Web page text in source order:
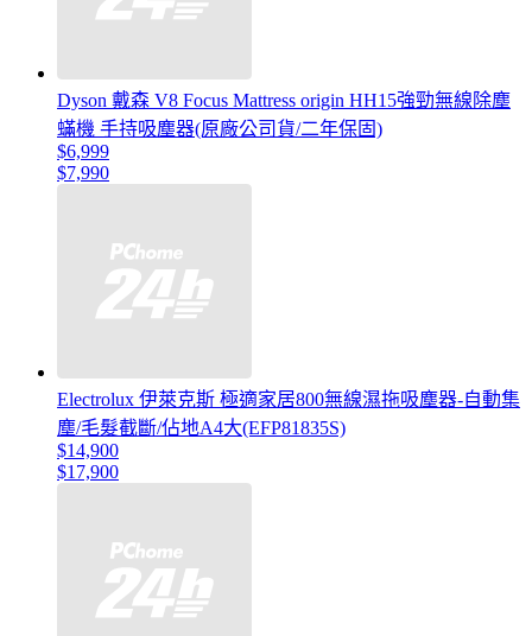
Dyson 戴森 V8 Focus Mattress origin HH15強勁無線除塵
蟎機 手持吸塵器(原廠公司貨/二年保固)
$6,999
$7,990
Electrolux 伊萊克斯 極適家居800無線濕拖吸塵器-自動集
塵/毛髮截斷/佔地A4大(EFP81835S)
$14,900
$17,900